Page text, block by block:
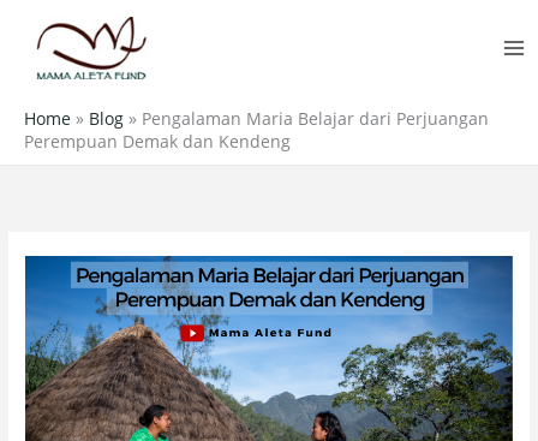
content
Home » Blog » Pengalaman Maria Belajar dari Perjuangan
Perempuan Demak dan Kendeng